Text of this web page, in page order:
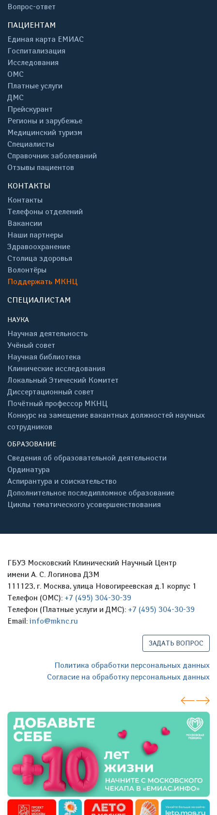
Вопрос-ответ
ПАЦИЕНТАМ
Единая карта ЕМИАС
Госпитализация
Исследования
ОМС
Платные услуги
ДМС
Прейскурант
Регионы и зарубежье
Медицинский туризм
Специалисты
Справочник заболеваний
Отзывы пациентов
КОНТАКТЫ
Контакты
Телефоны отделений
Вакансии
Наши партнеры
Здравоохранение
Столица здоровья
Волонтёры
Поддержать МКНЦ
СПЕЦИАЛИСТАМ
НАУКА
Научная деятельность
Учёный совет
Научная библиотека
Клинические исследования
Локальный Этический Комитет
Диссертационный совет
Почётный профессор МКНЦ
Конкурс на замещение вакантных должностей научных
сотрудников
ОБРАЗОВАНИЕ
Сведения об образовательной деятельности
Ординатура
Аспирантура и соискательство
Дополнительное последипломное образование
Циклы тематического усовершенствования
ГБУЗ Московский Клинический Научный Центр
имени А. С. Логинова ДЗМ
111123, г. Москва, улица Новогиреевская д.1 корпус 1
Телефон (ОМС): +7 (495) 304-30-39
Телефон (Платные услуги и ДМС): +7 (495) 304-30-39
Email: info@mknc.ru
ЗАДАТЬ ВОПРОС
Политика обработки персональных данных
Согласие на обработку персональных данных